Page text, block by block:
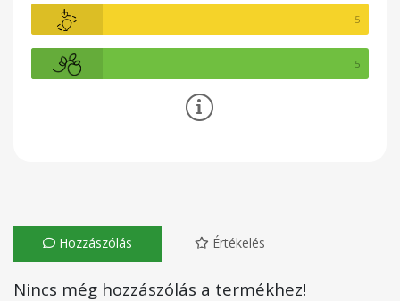
5
5
Hozzászólás Értékelés
Nincs még hozzászólás a termékhez!